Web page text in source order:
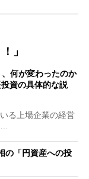
」
何が変わったのか
資の具体的な説
る上場企業の経営
の「円資産への投